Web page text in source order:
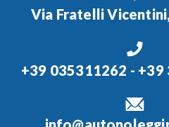
Via Fratelli
+39 035311262 - +39